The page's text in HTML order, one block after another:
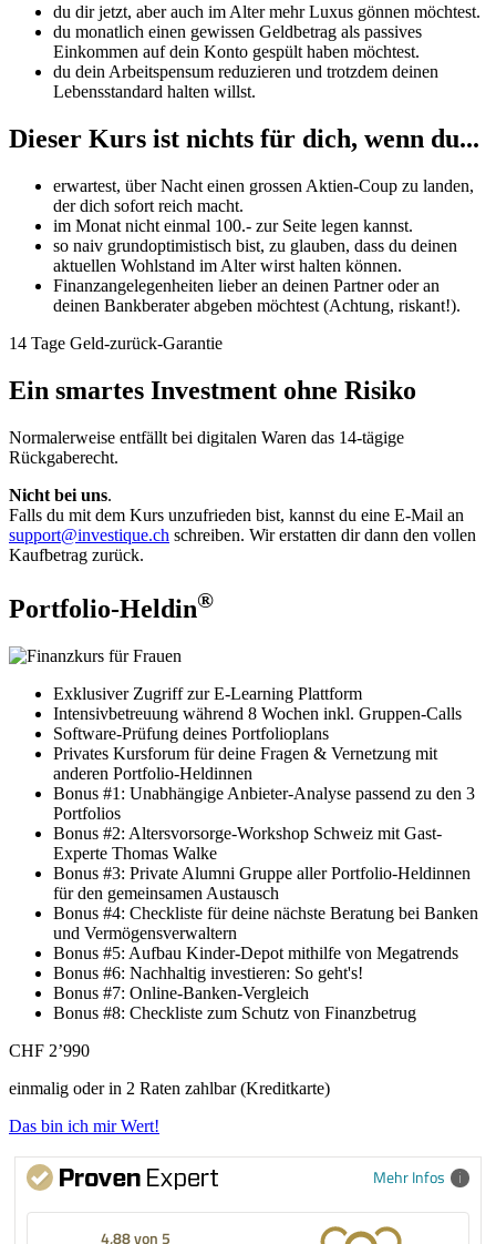
du dir jetzt, aber auch im Alter mehr Luxus gönnen möchtest.
du monatlich einen gewissen Geldbetrag als passives
Einkommen auf dein Konto gespült haben möchtest.
du dein Arbeitspensum reduzieren und trotzdem deinen
Lebensstandard halten willst.
Dieser Kurs ist nichts für dich, wenn du...
erwartest, über Nacht einen grossen Aktien-Coup zu landen,
der dich sofort reich macht.
im Monat nicht einmal 100.- zur Seite legen kannst.
so naiv grundoptimistisch bist, zu glauben, dass du deinen
aktuellen Wohlstand im Alter wirst halten können.
Finanzangelegenheiten lieber an deinen Partner oder an
deinen Bankberater abgeben möchtest (Achtung, riskant!).
14 Tage Geld-zurück-Garantie
Ein smartes Investment ohne Risiko
Normalerweise entfällt bei digitalen Waren das 14-tägige
Rückgaberecht.
Nicht bei uns.
Falls du mit dem Kurs unzufrieden bist, kannst du eine E-Mail an
support@investique.ch schreiben. Wir erstatten dir dann den vollen
Kaufbetrag zurück.
Portfolio-Heldin®
Exklusiver Zugriff zur E-Learning Plattform
Intensivbetreuung während 8 Wochen inkl. Gruppen-Calls
Software-Prüfung deines Portfolioplans
Privates Kursforum für deine Fragen & Vernetzung mit
anderen Portfolio-Heldinnen
Bonus #1: Unabhängige Anbieter-Analyse passend zu den 3
Portfolios
Bonus #2: Altersvorsorge-Workshop Schweiz mit Gast-
Experte Thomas Walke
Bonus #3: Private Alumni Gruppe aller Portfolio-Heldinnen
für den gemeinsamen Austausch
Bonus #4: Checkliste für deine nächste Beratung bei Banken
und Vermögensverwaltern
Bonus #5: Aufbau Kinder-Depot mithilfe von Megatrends
Bonus #6: Nachhaltig investieren: So geht's!
Bonus #7: Online-Banken-Vergleich
Bonus #8: Checkliste zum Schutz von Finanzbetrug
CHF 2’990
einmalig oder in 2 Raten zahlbar (Kreditkarte)
Das bin ich mir Wert!
Mehr Infos
4,88 von 5